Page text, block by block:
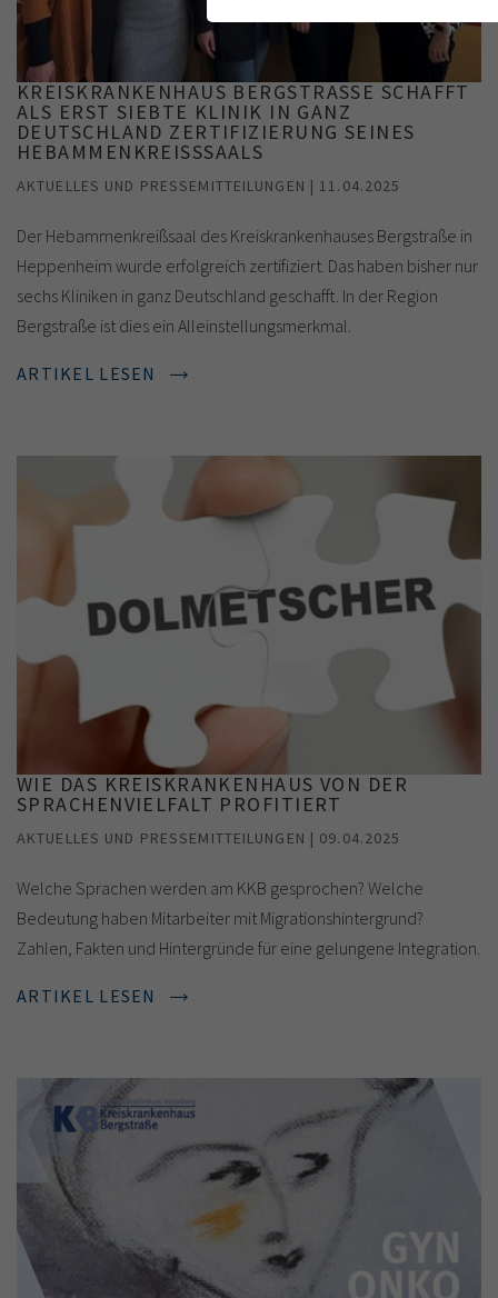
KREISKRANKENHAUS BERGSTRASSE SCHAFFT A
LS ERST SIEBTE KLINIK IN GANZ D
EUTSCHLAND ZERTIFIZIERUNG SEINES H
EBAMMENKREISSSAALS
AKTUELLES UND PRESSEMITTEILUNGEN | 11.04.2025
Der Hebammenkreißsaal des Kreiskrankenhauses Bergstraße in
Heppenheim wurde erfolgreich zertifiziert. Das haben bisher nur
sechs Kliniken in ganz Deutschland geschafft. In der Region
Bergstraße ist dies ein Alleinstellungsmerkmal.
ARTIKEL LESEN
WIE DAS KREISKRANKENHAUS VON DER
SPRACHENVIELFALT PROFITIERT
AKTUELLES UND PRESSEMITTEILUNGEN | 09.04.2025
Welche Sprachen werden am KKB gesprochen? Welche
Bedeutung haben Mitarbeiter mit Migrationshintergrund?
Zahlen, Fakten und Hintergründe für eine gelungene Integration.
ARTIKEL LESEN
cookie_optin
Anbieter TYPO3
Laufzeit
Cookie-
Analytics & Performance